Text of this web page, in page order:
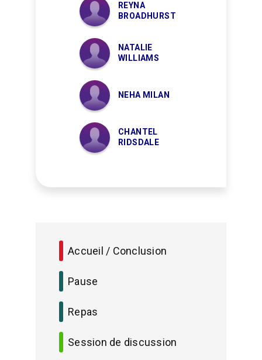
REYNA
BROADHURST
NATALIE
WILLIAMS
NEHA MILAN
CHANTEL
RIDSDALE
Accueil / Conclusion
Pause
Repas
Session de discussion